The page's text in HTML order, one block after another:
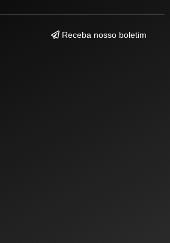
Receba nosso boletim